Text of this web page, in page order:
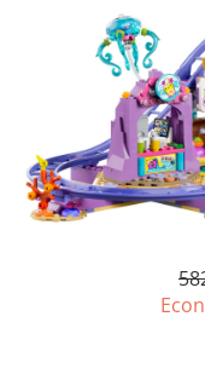
Miniaturi HEROCLIX
Accesorii pentru
Protectii carti (Sleeves)
Playmats
Deck Boxes/Cutii
Portofolii/ Clasoare